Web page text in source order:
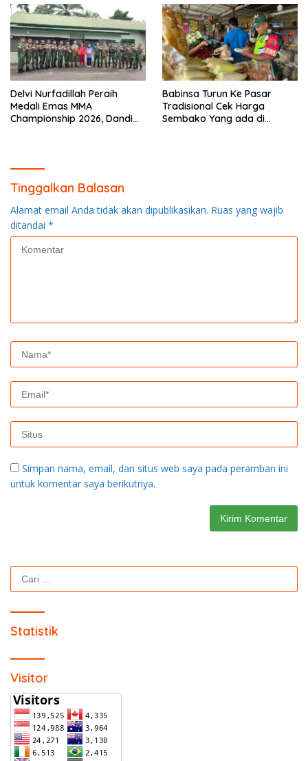
Delvi Nurfadillah Peraih
Medali Emas MMA
Championship 2026, Dandim
Babinsa Turun Ke Pasar
Tradisional Cek Harga
Sembako Yang ada di
Tinggalkan Balasan
Alamat email Anda tidak akan dipublikasikan. Ruas yang wajib
ditandai *
Simpan nama, email, dan situs web saya pada peramban ini
untuk komentar saya berikutnya.
Cari
untuk:
Statistik
Visitor